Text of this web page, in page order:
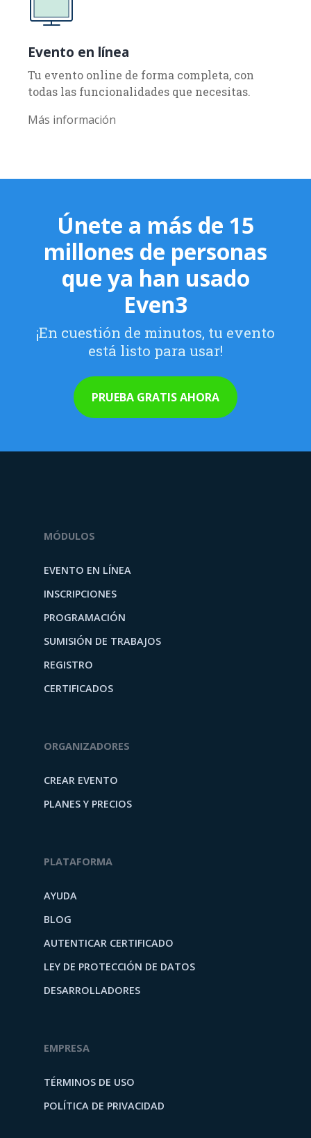
Evento en línea
Tu evento online de forma completa, con
todas las funcionalidades que necesitas.
Únete a más de 15
millones de personas
que ya han usado
Even3
¡En cuestión de minutos, tu evento
está listo para usar!
PRUEBA GRATIS AHORA
EVENTO EN LÍNEA
INSCRIPCIONES
PROGRAMACIÓN
SUMISIÓN DE TRABAJOS
REGISTRO
CREAR EVENTO
AYUDA
BLOG
AUTENTICAR CERTIFICADO
LEY DE PROTECCIÓN DE DATOS
TÉRMINOS DE USO